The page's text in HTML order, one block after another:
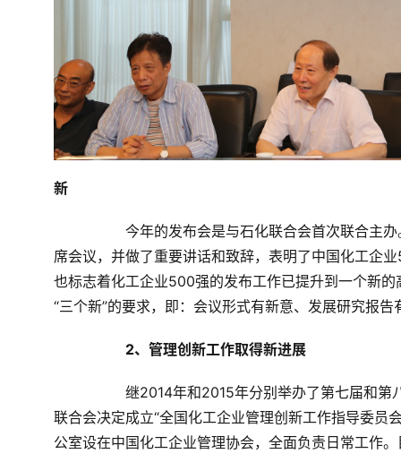
新
席会议，并做了重要讲话和致辞，表明了中国化工企业
也标志着化工企业500强的发布工作已提升到一个新
“三个新”的要求，即：会议形式有新意、发展研究报
2、管理创新工作取得新进展
	继
2014年和2015年分别举办了第七届和第
联合会决定成立“全国化工企业管理创新工作指导委员
公室设在中国化工企业管理协会，全面负责日常工作